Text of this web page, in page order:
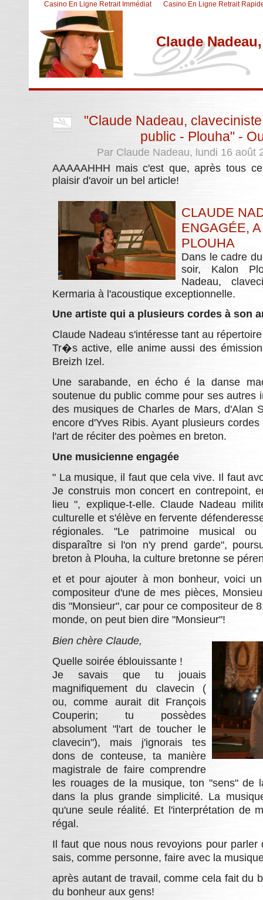
Casino En Ligne Retrait Immédiat Casino En Ligne Retrait
Claude
"Claude Nadeau,
public - Plouha" -
Par Claude Nadeau, lundi 16 août
AAAAAHHH mais c'est que, après tous
plaisir d'avoir un bel article!
CLAUDE
ENGAGÉE,
PLOUHA
Dans le cadre
soir, Kalon
Nadeau,
Kermaria à l'acoustique exceptionnelle.
Une artiste qui a plusieurs cordes à son
Claude Nadeau s'intéresse tant au
Tr�s active, elle anime aussi des
Breizh Izel.
Une sarabande, en écho é la danse
soutenue du public comme pour ses autres
des musiques de Charles de Mars, d'Alan
encore d'Yves Ribis. Ayant plusieurs
l'art de réciter des poèmes en breton.
Une musicienne engagée
" La musique, il faut que cela vive. Il faut
Je construis mon concert en contrepoint,
lieu ", explique-t-elle. Claude Nadeau
culturelle et s'élève en fervente
régionales. "Le patrimoine musical
disparaître si l'on n'y prend garde",
breton à Plouha, la culture bretonne se
et et pour ajouter à mon bonheur, voici
compositeur d'une de mes pièces,
dis "Monsieur", car pour ce compositeur de
monde, on peut bien dire "Monsieur"!
Bien chère Claude,
Quelle soirée éblouissante !
Je savais que tu jouais
magnifiquement du clavecin (
ou, comme aurait dit François
Couperin; tu possèdes
absolument "l'art de toucher le
clavecin"), mais j'ignorais tes
dons de conteuse, ta manière
magistrale de faire comprendre
les rouages de la musique, ton "sens" de
dans la plus grande simplicité. La
qu'une seule réalité. Et l'interprétation de
régal.
Il faut que nous nous revoyions pour
sais, comme personne, faire avec la
après autant de travail, comme cela fait du
du bonheur aux gens!